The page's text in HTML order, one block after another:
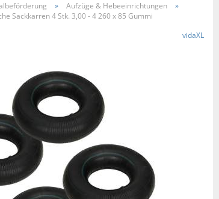
» Aufzüge & Hebeeinrichtungen
»
Sackkarren 4 Stk. 3,00 - 4 260 x 85 Gummi
vidaXL